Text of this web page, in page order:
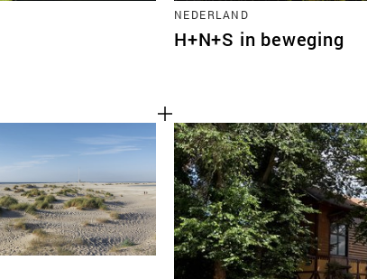
NEDERLAND
H+N+S in beweging